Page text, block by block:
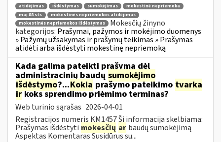
atidėjimas išdėstymas sumokėjimas
mokestinė nepriemoka
maį 88 str.
mokestinės nepriemokos atidėjimas
mokestinės nepriemokos išdėstymas
Mokesčių žinyno
kategorijos: Prašymai, pažymos ir mokėjimo duomenys
» Pažymų užsakymas ir prašymų teikimas » Prašymas
atidėti arba išdėstyti mokestinę nepriemoką
Kada galima pateikti prašymą dėl
administracinių baudų sumokėjimo
išdėstymo?...Kokia prašymo pateikimo tvarka
irkoks sprendimo priėmimo terminas?
Web turinio sąrašas 2026-04-01
Registracijos numeris KM1457 Ši informacija skelbiama:
Prašymas išdėstyti mokesčių ar baudų sumokėjimą
Aspektas Komentaras Susidūrus su...